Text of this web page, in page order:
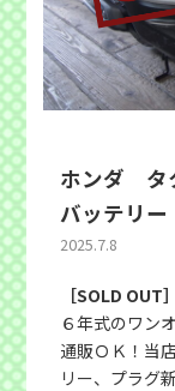
ホンダ タ
バッテリ
2025.7.8
［SOLD OUT］
６年式のワン
通販ＯＫ！当
リー、プラグ